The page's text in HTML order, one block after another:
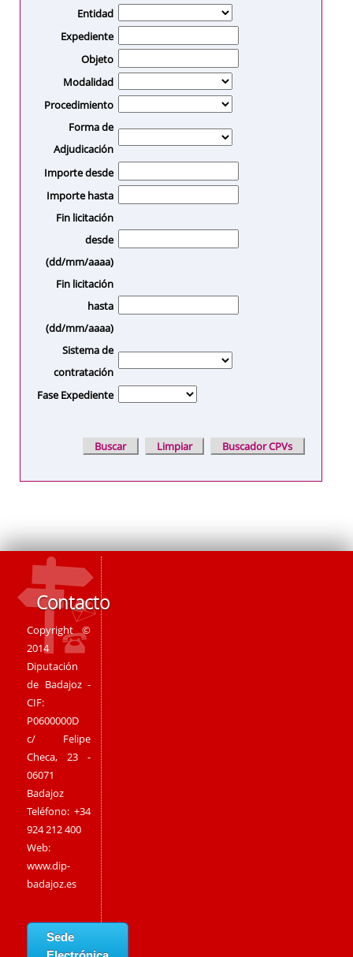
Entidad
Expediente
Objeto
Modalidad
Procedimiento
Forma de
Adjudicación
Importe desde
Importe hasta
Fin licitación
desde
(dd/mm/aaaa)
Fin licitación
hasta
(dd/mm/aaaa)
Sistema de
contratación
Fase Expediente
Contacto
Copyright ©
2014
Diputación
de Badajoz -
CIF:
P0600000D
c/ Felipe
Checa, 23 -
06071
Badajoz
Teléfono: +34
924 212 400
Web:
www.dip-
badajoz.es
Sede